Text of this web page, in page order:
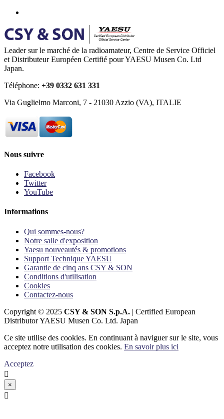
Leader sur le marché de la radioamateur, Centre de Service Officiel
et Distributeur Européen Certifié pour YAESU Musen Co. Ltd
Japan.
Téléphone: +39 0332 631 331
Via Guglielmo Marconi, 7 - 21030 Azzio (VA), ITALIE
Nous suivre
Facebook
Twitter
YouTube
Informations
Qui sommes-nous?
Notre salle d'exposition
Yaesu nouveautés & promotions
Support Technique YAESU
Garantie de cinq ans CSY & SON
Conditions d'utilisation
Cookies
Contactez-nous
Copyright © 2025 CSY & SON S.p.A. | Certified European
Distributor YAESU Musen Co. Ltd. Japan
Ce site utilise des cookies. En continuant à naviguer sur le site, vous
acceptez notre utilisation des cookies. En savoir plus ici
Acceptez

×
